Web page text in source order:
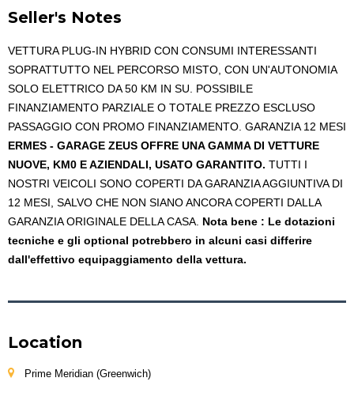
Seller's Notes
VETTURA PLUG-IN HYBRID CON CONSUMI INTERESSANTI
SOPRATTUTTO NEL PERCORSO MISTO, CON UN'AUTONOMIA
SOLO ELETTRICO DA 50 KM IN SU. POSSIBILE
FINANZIAMENTO PARZIALE O TOTALE PREZZO ESCLUSO
PASSAGGIO CON PROMO FINANZIAMENTO. GARANZIA 12 MESI
ERMES - GARAGE ZEUS OFFRE UNA GAMMA DI VETTURE
NUOVE, KM0 E AZIENDALI, USATO GARANTITO. TUTTI I
NOSTRI VEICOLI SONO COPERTI DA GARANZIA AGGIUNTIVA DI
12 MESI, SALVO CHE NON SIANO ANCORA COPERTI DALLA
GARANZIA ORIGINALE DELLA CASA. Nota bene : Le dotazioni
tecniche e gli optional potrebbero in alcuni casi differire
dall'effettivo equipaggiamento della vettura.
Location
Prime Meridian (Greenwich)